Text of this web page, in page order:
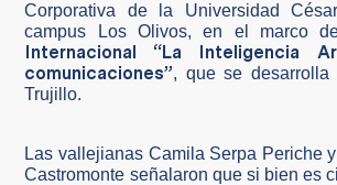
Corporativa de la Universidad
campus Los Olivos, en el marco
Internacional “La Inteligencia
comunicaciones”, que se
Trujillo.
Las vallejianas Camila Serpa Periche
Castromonte señalaron que si bien es